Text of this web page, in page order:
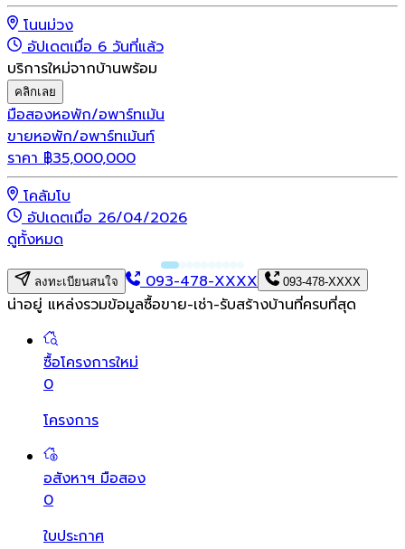
โนนม่วง
อัปเดตเมื่อ 6 วันที่แล้ว
บริการใหม่จากบ้านพร้อม
คลิกเลย
มือสองหอพัก/อพาร์ทเม้น
ขายหอพัก/อพาร์ทเม้นท์
ราคา ฿35,000,000
โคลัมโบ
อัปเดตเมื่อ 26/04/2026
ดูทั้งหมด
ลงทะเบียนสนใจ 093-478-XXXX 093-478-XXXX
น่าอยู่ แหล่งรวมข้อมูลซื้อขาย-เช่า-รับสร้างบ้านที่ครบที่สุด
ซื้อโครงการใหม่
0
โครงการ
อสังหาฯ มือสอง
0
ใบประกาศ